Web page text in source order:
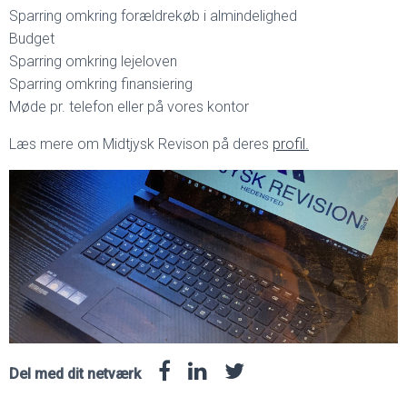
Sparring omkring forældrekøb i almindelighed
Budget
Sparring omkring lejeloven
Sparring omkring finansiering
Møde pr. telefon eller på vores kontor
Læs mere om Midtjysk Revison på deres profil.
Del med dit netværk